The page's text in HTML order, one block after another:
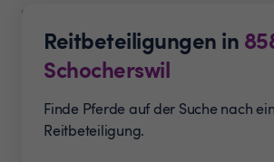
Reitbeteiligungen in
Schocherswil
Finde Pferde auf der Suche nach
Reitbeteiligung.